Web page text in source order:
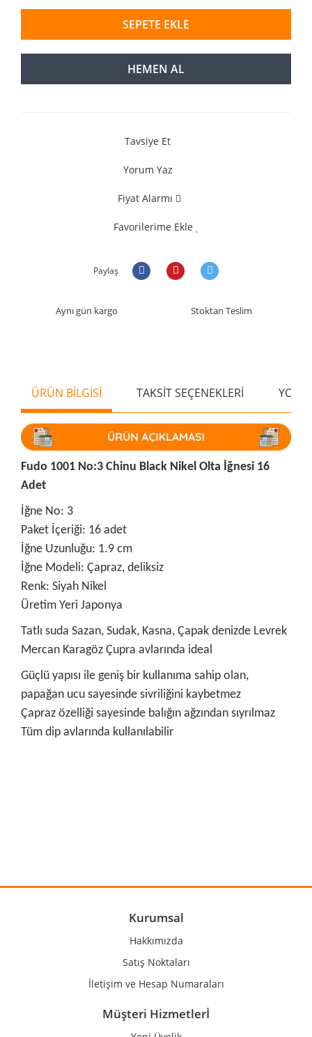
SEPETE EKLE
HEMEN AL
Tavsiye Et
Yorum Yaz
Fiyat Alarmı
Favorilerime Ekle
Paylaş
Aynı gün kargo Stoktan Teslim
ÜRÜN BİLGİSİ TAKSİT SEÇENEKLERİ
Fudo 1001 No:3 Chinu Black Nikel Olta İğnesi 16
Adet
İğne No: 3
Paket İçeriği: 16 adet
İğne Uzunluğu: 1.9 cm
İğne Modeli: Çapraz, deliksiz
Renk: Siyah Nikel
Üretim Yeri Japonya
Tatlı suda Sazan, Sudak, Kasna, Çapak denizde Levrek
Mercan Karagöz Çupra avlarında ideal
Güçlü yapısı ile geniş bir kullanıma sahip olan,
papağan ucu sayesinde sivriliğini kaybetmez
Çapraz özelliği sayesinde balığın ağzından sıyrılmaz
Tüm dip avlarında kullanılabilir
Ürün açıklamasında eksik bilgiler bulunuyor.
Ürün bilgilerinde hatalar bulunuyor.
Kurumsal
Hakkımızda
Satış Noktaları
İletişim ve Hesap Numaraları
Müşteri Hizmetlerİ